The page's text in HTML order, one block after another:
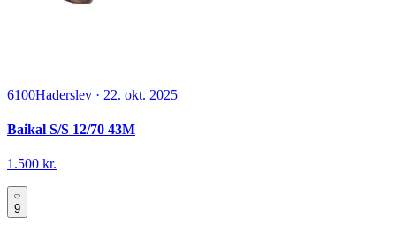
6100Haderslev · 22. okt. 2025
Baikal S/S 12/70 43M
1.500 kr.
9